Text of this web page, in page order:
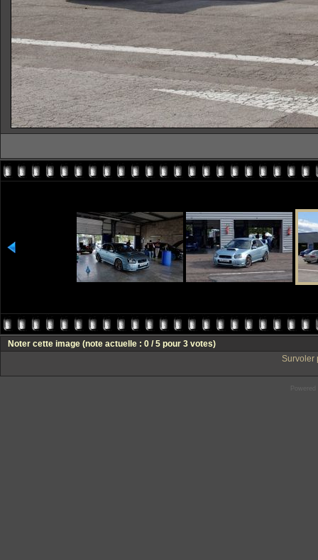
Noter cette image (note actuelle : 0 / 5 pour 3 votes)
Survoler